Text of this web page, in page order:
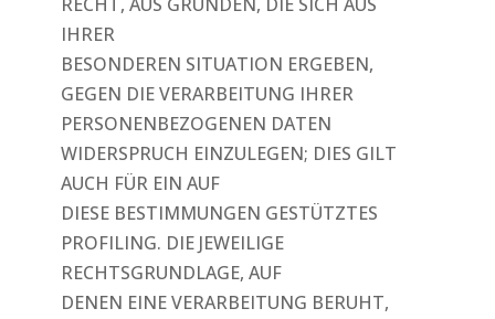
IHRER
BESONDEREN SITUATION ERGEBEN,
GEGEN DIE VERARBEITUNG IHRER
PERSONENBEZOGENEN DATEN
WIDERSPRUCH EINZULEGEN; DIES GILT
AUCH FÜR EIN AUF
DIESE BESTIMMUNGEN GESTÜTZTES
PROFILING. DIE JEWEILIGE
RECHTSGRUNDLAGE, AUF
DENEN EINE VERARBEITUNG BERUHT,